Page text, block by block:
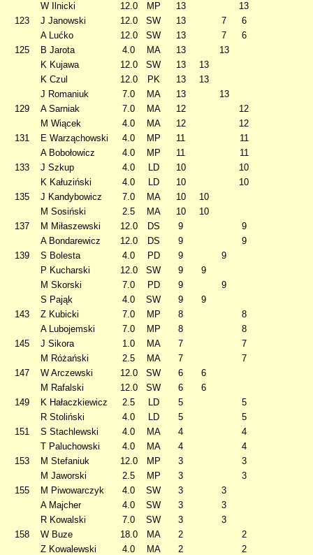
W Ilnicki 12.0 MP 13
13
123
J Janowski 12.0 SW 13 7
6
A Lućko
12.0 SW 13 7
6
125
B Jarota 4.0 MA 13
13
K Kujawa
12.0 SW 13
13
K Czul
12.0 PK 13
13
J Romaniuk
7.0 MA 13
13
129
A Sarniak 7.0 MA 12
12
M Wiącek
4.0 MA 12
12
131
E Warząchowski 4.0 MP 11
11
A Bobołowicz
4.0 MP 11
11
133
J Szkup 4.0 LD 10
10
K Kałuziński
4.0 LD 10
10
135
J Kandybowicz 7.0 MA 10
10
M Sosiński
2.5 MA 10
10
137
M Miłaszewski 12.0 DS 9
9
A Bondarewicz
12.0 DS 9
9
139
S Bolesta 4.0 PD 9
9
P Kucharski
12.0 SW 9
9
M Skorski
7.0 PD 9
9
S Pająk
4.0 SW 9
9
143
Z Kubicki 7.0 MP 8
8
A Lubojemski
7.0 MP 8
8
145
J Sikora 1.0 MA 7
7
M Różański
2.5 MA 7
7
147
W Arczewski 12.0 SW 6
6
M Rafalski
12.0 SW 6
6
149
K Hałaczkiewicz 2.5 LD 5
5
R Stoliński
4.0 LD 5
5
151
S Stachlewski 4.0 MA 4
4
T Paluchowski
4.0 MA 4
4
153
M Stefaniuk 12.0 MP 3
3
M Jaworski
2.5 MP 3
3
155
M Piwowarczyk 4.0 SW 3
3
A Majcher
4.0 SW 3
3
R Kowalski
7.0 SW 3
3
158
W Buze 18.0 MA 2
2
Z Kowalewski
4.0 MA 2
2